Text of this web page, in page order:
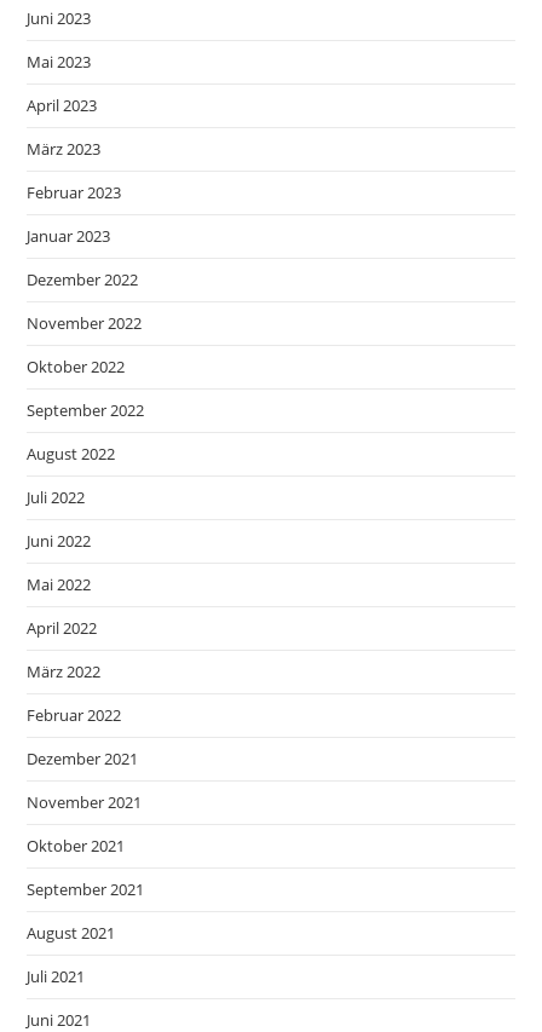
Juni 2023
Mai 2023
April 2023
März 2023
Februar 2023
Januar 2023
Dezember 2022
November 2022
Oktober 2022
September 2022
August 2022
Juli 2022
Juni 2022
Mai 2022
April 2022
März 2022
Februar 2022
Dezember 2021
November 2021
Oktober 2021
September 2021
August 2021
Juli 2021
Juni 2021